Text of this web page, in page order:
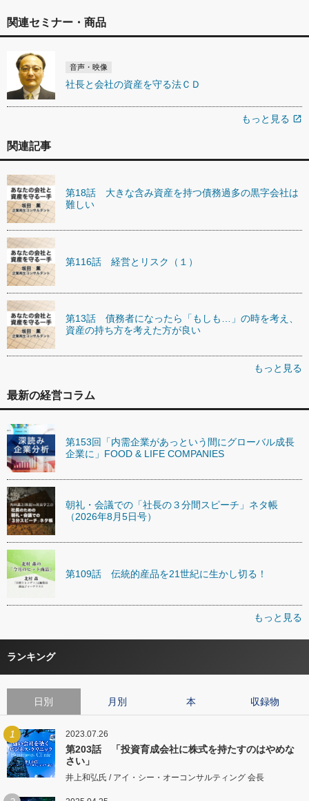
関連セミナー・商品
音声・映像
社長と会社の資産を守る法ＣＤ
もっと見る open_in_new
関連記事
第18話 大きな含み資産を持つ債務過多の黒字会社は
難しい
第116話 経営とリスク（１）
第13話 債務者になったら「もしも…」の時を考え、
資産の持ち方を考えた方が良い
もっと見る
最新の経営コラム
第153回「内需企業があっという間にグローバル成長
企業に」FOOD & LIFE COMPANIES
朝礼・会議での「社長の３分間スピーチ」ネタ帳
（2026年8月5日号）
第109話 伝統的産品を21世紀に生かし切る！
もっと見る
ランキング
日別 月別 本 収録物
1 2023.07.26
第203話 「投資育成会社に株式を持たすのはやめな
さい」
井上和弘氏 / アイ・シー・オーコンサルティング 会長